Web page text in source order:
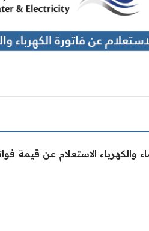
الاستعلام عن قيمة